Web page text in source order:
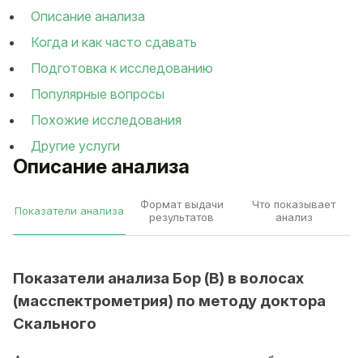
Описание анализа
Показатели анализа
Формат выдачи
результатов
Что показывает
анализ
Показатели анализа Бор (B) в волосах
(масспектрометрия) по методу доктора
Скального
Описание анализа
Когда и как часто сдавать
Подготовка к исследованию
Популярные вопросы
Похожие исследования
Другие услуги